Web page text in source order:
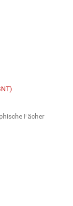
Fächer